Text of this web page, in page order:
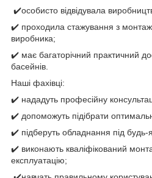
✔️особисто відвідувала
✔️ проходила стажування з
виробника;
✔️ має багаторічний практичний
басейнів.
Наші фахівці:
✔️ нададуть професійну
✔️ допоможуть підібрати
✔️ підберуть обладнання під
✔️ виконають кваліфікований
експлуатацію;